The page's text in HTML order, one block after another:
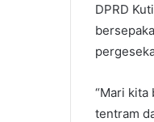
DPRD
“Mari kita
tentram